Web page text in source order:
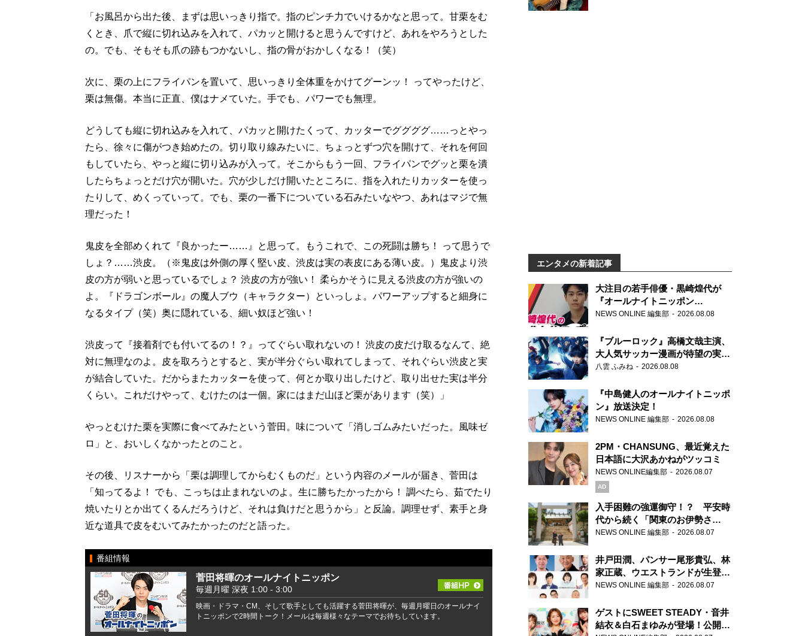
「お風呂から出た後、まずは思いっきり指で。指のピンチ力でいけるかなと思って。甘栗をむ
くとき、爪で縦に切れ込みを入れて、パカッと開けると思うんですけど、あれをやろうとした
の。でも、そもそも爪の跡もつかないし、指の骨がおかしくなる！（笑）
次に、栗の上にフライパンを置いて、思いっきり全体重をかけてグーンッ！ ってやったけど、
栗は無傷。本当に正直、僕はナメていた。手でも、パワーでも無理。
どうしても縦に切れ込みを入れて、パカッと開けたくって、カッターでググググ……っとやっ
たら、徐々に傷がつき始めたの。切り取り線みたいに、ちょっとずつ穴を開けて、それを何回
もしていたら、やっと縦に切り込みが入って。そこからもう一回、フライパンでグッと栗を潰
したらちょっとだけ穴が開いた。穴が少しだけ開いたところに、指を入れたりカッターを使っ
たりして、めくっていって。でも、栗の一番下についている石みたいなやつ、あれはマジで無
理だった！
鬼皮を全部めくれて『良かったー……』と思って。もうこれで、この死闘は勝ち！ って思うで
しょ？……渋皮。（※鬼皮は外側の厚く堅い皮、渋皮は実の表皮にある薄い皮。）鬼皮より渋
皮の方が弱いと思っているでしょ？ 渋皮の方が強い！ 柔らかそうに見える渋皮の方が強いの
よ。『ドラゴンボール』の魔人ブウ（キャラクター）といっしょ。パワーアップすると細身に
なるタイプ（笑）奥に隠れている、細い奴ほど強い！
渋皮って『接着剤でも付いてるの！？』ってぐらい取れないの！ 渋皮の皮だけ取るなんて、絶
対に無理なのよ。皮を取ろうとすると、実が半分ぐらい取れてしまって、それぐらい渋皮と実
が結合していた。だからまたカッターを使って、何とか取り出したけど、取り出せた実は半分
くらい。これだけやって、むけたのは一個。家にはまだ山ほど栗があります（笑）」
やっとむけた栗を実際に食べてみたという菅田。味について「消しゴムみたいだった。風味ゼ
ロ」と、おいしくなかったとのこと。
その後、リスナーから「栗は調理してからむくものだ」という内容のメールが届き、菅田は
「知ってるよ！ でも、こっちは止まれないのよ。生に勝ちたかったから！ 調べたら、茹でたり
焼いたりとか出てくるんだろうけど、それは負けだと思うから」と反論。調理せず、素手と身
近な道具で皮をむいてみたかったのだと語った。
番組情報
菅田将暉のオールナイトニッポン
毎週月曜 深夜 1:00 - 3:00
映画・ドラマ・CM、そして歌手としても活躍する菅田将暉が、毎週月曜日のオールナイ
トニッポンで2時間トーク！メールは毎週様々なテーマでお待ちしています。
エンタメの新着記事
大注目の若手俳優・黒崎煌代が
『オールナイトニッポン
0(ZERO)』に初登場「今からとて
NEWS ONLINE 編集部 2026.08.08
『ブルーロック』高橋文哉主演、
大人気サッカー漫画が待望の実写
映画に
八雲 ふみね 2026.08.08
『中島健人のオールナイトニッポ
ン』放送決定！
NEWS ONLINE 編集部 2026.08.08
2PM・CHANSUNG、最近覚えた
日本語に大沢あかねがツッコミ
NEWS ONLINE編集部 2026.08.07
AD
入手困難の強運御守！？ 平安時
代から続く「関東のお伊勢さ
ま」、芝大神宮にてランパンプス
NEWS ONLINE 編集部 2026.08.07
井戸田潤、パンサー尾形貴弘、林
家正蔵、ウエストランドが生登
場！『ラジオビバリー昼ズ』
NEWS ONLINE 編集部 2026.08.07
ゲストにSWEET STEADY・音井
結衣＆白石まゆみが登場！公開収